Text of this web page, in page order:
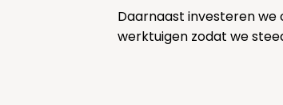
Daarnaast investeren
werktuigen zodat we